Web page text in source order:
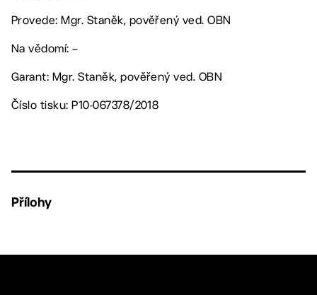
Provede: Mgr. Staněk, pověřený ved. OBN
Na vědomí: –
Garant: Mgr. Staněk, pověřený ved. OBN
Číslo tisku: P10-067378/2018
Přílohy